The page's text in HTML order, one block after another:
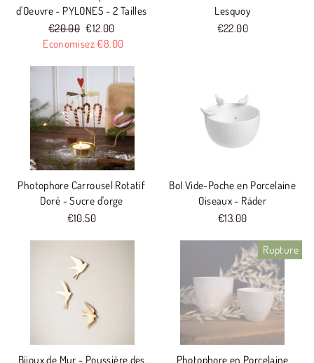
d'Oeuvre - PYLONES - 2 Tailles
Prix
€20.00 Prix
réduit
€12.00
Economisez €8.00
Lesquoy
€22.00
Photophore Carrousel Rotatif
Doré - Sucre d'orge
€10.50
Bol Vide-Poche en Porcelaine
Oiseaux - Räder
€13.00
Bijoux de Mur - Poussière des
Rupture
Photophore en Porcelaine